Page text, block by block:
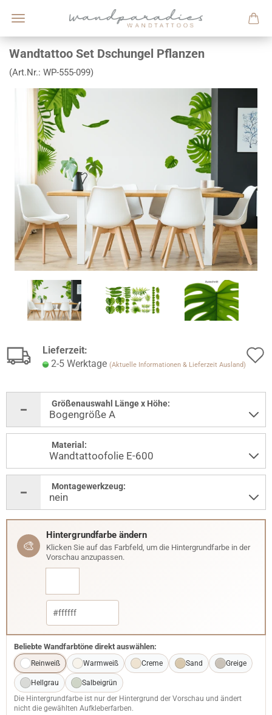
Wandtattoo Set Dschungel Pflanzen
(Art.Nr.: WP-555-099)
Lieferzeit:
2-5 Werktage (Aktuelle Informationen & Lieferzeit Ausland)
Größenauswahl Länge x Höhe:
Material:
Montagewerkzeug:
🎨
Hintergrundfarbe ändern
Klicken Sie auf das Farbfeld, um die Hintergrundfarbe in der
Vorschau anzupassen.
Beliebte Wandfarbtöne direkt auswählen:
Reinweiß Warmweiß Creme Sand Greige
Hellgrau
Salbeigrün
Die Hintergrundfarbe ist nur der Hintergrund der Vorschau und ändert
nicht die gewählten Aufkleberfarben.